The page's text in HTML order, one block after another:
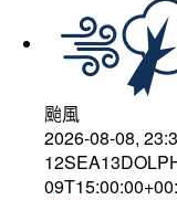
颱風
2026-08-08,